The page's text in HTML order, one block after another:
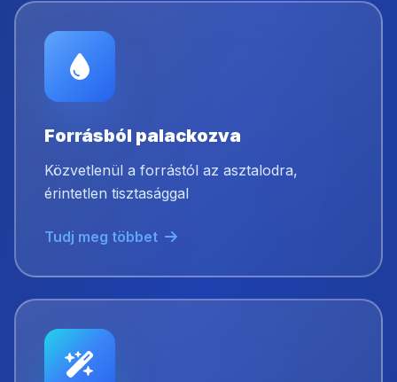
Forrásból palackozva
Közvetlenül a forrástól az asztalodra,
érintetlen tisztasággal
Tudj meg többet